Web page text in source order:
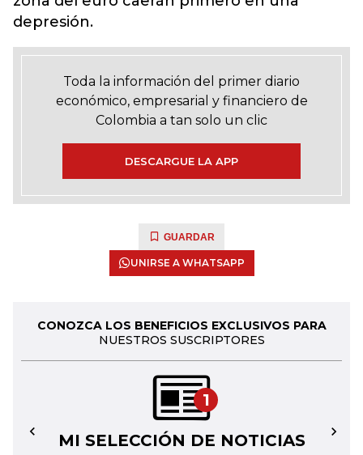
depresión.
Toda la información del primer diario
económico, empresarial y financiero de
Colombia a tan solo un clic
DESCARGUE LA APP
GUARDAR
UNIRSE A WHATSAPP
CONOZCA LOS BENEFICIOS EXCLUSIVOS PARA
NUESTROS SUSCRIPTORES
1
MI SELECCIÓN DE NOTICIAS
← →